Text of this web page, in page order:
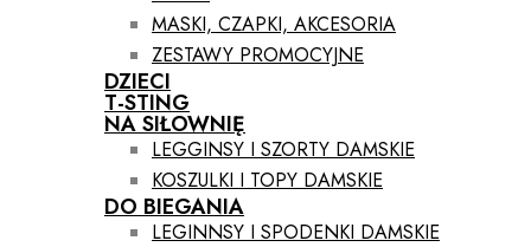
MASKI, CZAPKI, AKCESORIA
ZESTAWY PROMOCYJNE
DZIECI
T-STING
NA SIŁOWNIĘ
LEGGINSY I SZORTY DAMSKIE
KOSZULKI I TOPY DAMSKIE
DO BIEGANIA
LEGINNSY I SPODENKI DAMSKIE